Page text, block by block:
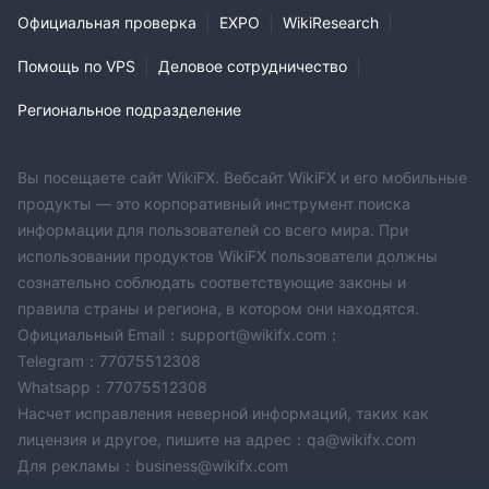
Официальная проверка EXPO WikiResearch
Помощь по VPS Деловое сотрудничество
Региональное подразделение
Вы посещаете сайт WikiFX. Вебсайт WikiFX и его мобильные
продукты — это корпоративный инструмент поиска
информации для пользователей со всего мира. При
использовании продуктов WikiFX пользователи должны
сознательно соблюдать соответствующие законы и
правила страны и региона, в котором они находятся.
Официальный Email：support@wikifx.com；
Telegram：77075512308
Whatsapp：77075512308
Насчет исправления неверной информаций, таких как
лицензия и другое, пишите на адрес：qa@wikifx.com
Для рекламы：business@wikifx.com